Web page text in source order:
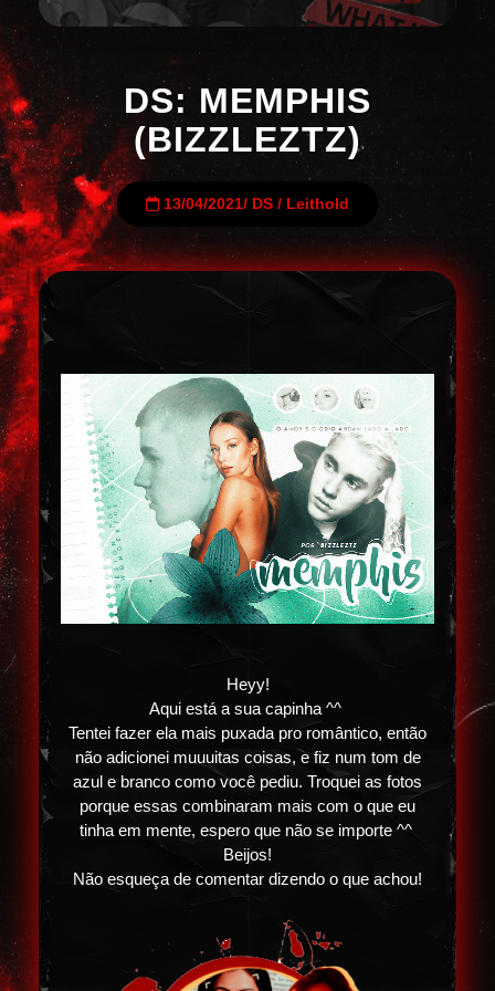
DS: MEMPHIS
(BIZZLEZTZ)
13/04/2021/ DS / Leithold
Heyy!
Aqui está a sua capinha ^^
Tentei fazer ela mais puxada pro romântico, então
não adicionei muuuitas coisas, e fiz num tom de
azul e branco como você pediu. Troquei as fotos
porque essas combinaram mais com o que eu
tinha em mente, espero que não se importe ^^
Beijos!
Não esqueça de comentar dizendo o que achou!